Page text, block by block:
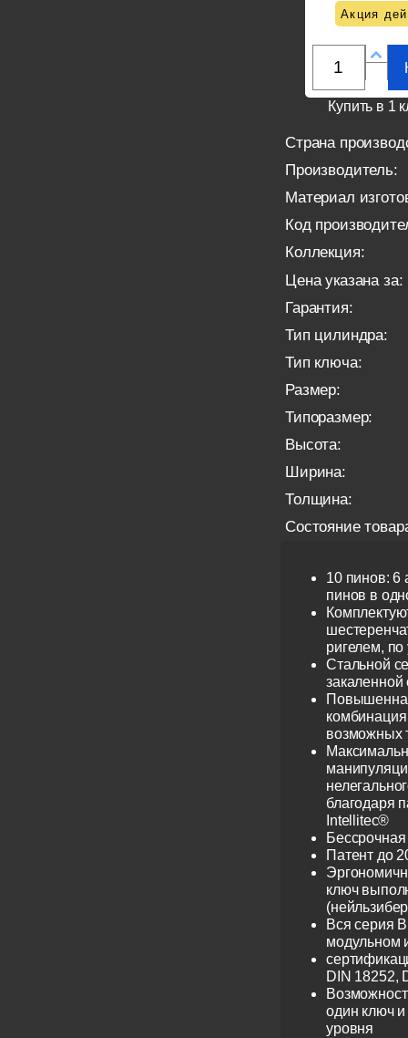
Акция
Купить в 1
Страна
Производитель:
Материал
Код
Коллекция:
Цена указана за:
Гарантия:
Тип цилиндра:
Тип ключа:
Размер:
Типоразмер:
Высота:
Ширина:
Толщина:
Состояние
10 пинов: 6
пинов в
ригелем,
Стальной
закаленной
возможных
благодаря
Intellitec®
Патент до
ключ
Вся серия
модульном
DIN 18252,
один ключ и
уровня